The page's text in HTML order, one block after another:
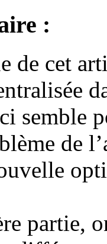
:
de cet
semble
de
partie,